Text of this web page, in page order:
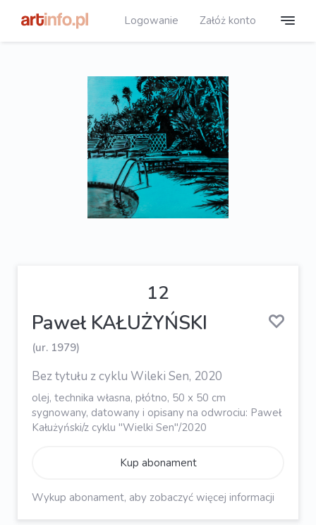
Logowanie Załóż konto
12
Paweł KAŁUŻYŃSKI
(ur. 1979)
Bez tytułu z cyklu Wileki Sen, 2020
olej, technika własna, płótno, 50 x 50 cm
sygnowany, datowany i opisany na odwrociu: Paweł
Kałużyński/z cyklu "Wielki Sen"/2020
Kup abonament
Wykup abonament, aby zobaczyć więcej informacji